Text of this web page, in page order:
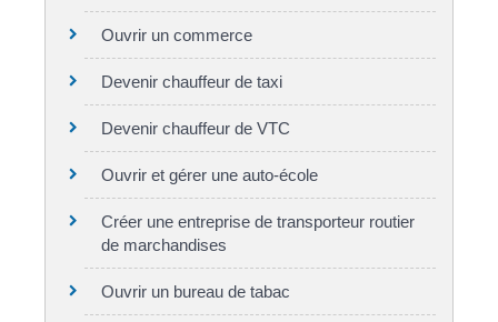
Ouvrir un commerce
Devenir chauffeur de taxi
Devenir chauffeur de VTC
Ouvrir et gérer une auto-école
Créer une entreprise de transporteur routier
de marchandises
Ouvrir un bureau de tabac